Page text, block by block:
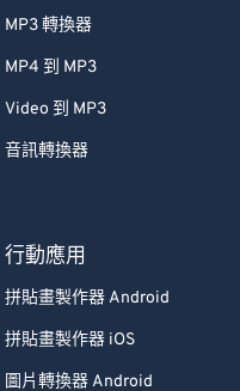
MP3 轉換器
MP4 到 MP3
Video 到 MP3
音訊轉換器
行動應用
拼貼畫製作器 Android
拼貼畫製作器 iOS
圖片轉換器 Android